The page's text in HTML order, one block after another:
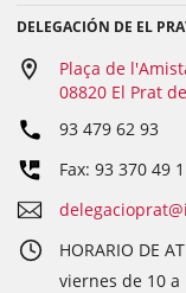
DELEGACIÓN DE EL
Plaça de
08820 El Prat
93 479 62 93
Fax: 93 370 49
HORARIO DE
viernes de 10 a